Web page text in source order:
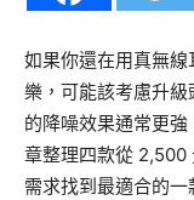
如果你還在用真無
樂，可能該考慮升
的降噪效果通常更
章整理四款從 2,500
需求找到最適合的一